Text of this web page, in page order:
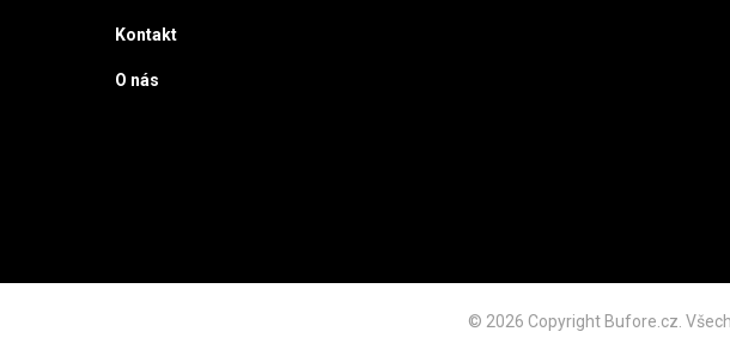
Kontakt
O nás
© 2026 Copyright Bufore.cz.